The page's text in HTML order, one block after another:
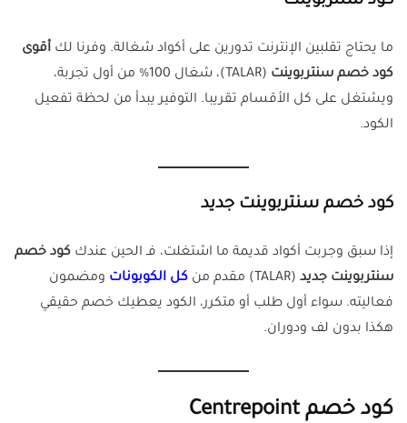
ما يحتاج تقلبين الإنترنت تدورين على أكواد شغالة. وفرنا لك أقوى
كود خصم سنتربوينت
(TALAR)، شغال 100% من أول تجربة،
ويشتغل على كل الأقسام تقريبا. التوفير يبدأ من لحظة تفعيل
الكود.
كود خصم سنتربوينت جديد
إذا سبق وجربت أكواد قديمة ما اشتغلت، فـ الحين عندك كود خصم
سنتربوينت جديد (TALAR) مقدم من كل الكوبونات ومضمون
فعاليته. سواء أول طلب أو متكرر، الكود يعطيك خصم حقيقي
هكذا بدون لف ودوران.
كود خصم Centrepoint